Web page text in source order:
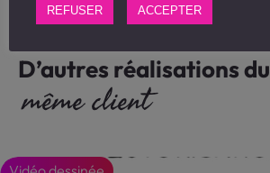
D’autres réalisations du
même client
REFUSER ACCEPTER